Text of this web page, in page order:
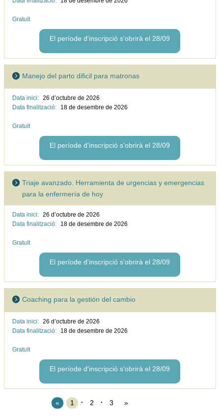
Gratuït
El període d'inscripció s'obrirà el 28/09
Manejo del parto dificil para matronas
Data inici: 26 d’octubre de 2026
Data finalització:
18 de desembre de 2026
Gratuït
El període d'inscripció s'obrirà el 28/09
Triaje avanzado. Herramienta de urgencias y emergencias
para la enfermería de hoy
Data inici: 26 d’octubre de 2026
Data finalització:
18 de desembre de 2026
Gratuït
El període d'inscripció s'obrirà el 28/09
Coaching para la gestión del cambio
Data inici: 26 d’octubre de 2026
Data finalització:
18 de desembre de 2026
Gratuït
El període d'inscripció s'obrirà el 28/09
« 1 2 3 »